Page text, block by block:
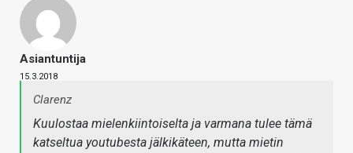
Asiantuntija
15.3.2018
Clarenz
Kuulostaa mielenkiintoiselta ja varmana tulee tämä
katseltua youtubesta jälkikäteen, mutta mietin